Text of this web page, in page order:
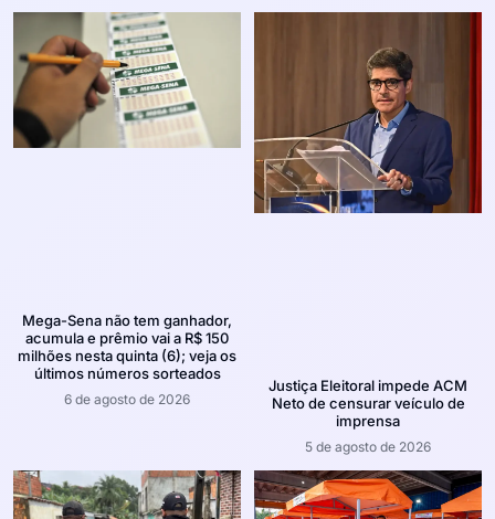
Mega-Sena não tem ganhador,
acumula e prêmio vai a R$ 150
milhões nesta quinta (6); veja os
últimos números sorteados
6 de agosto de 2026
Justiça Eleitoral impede ACM
Neto de censurar veículo de
imprensa
5 de agosto de 2026